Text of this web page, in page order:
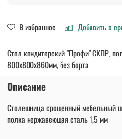
В избранное Добавить в
Стол кондитерский "Профи" СКПР,
800х800х860мм, без борта
Описание
Столешница срощенный мебельный
полка нержавеющая сталь 1,5 мм